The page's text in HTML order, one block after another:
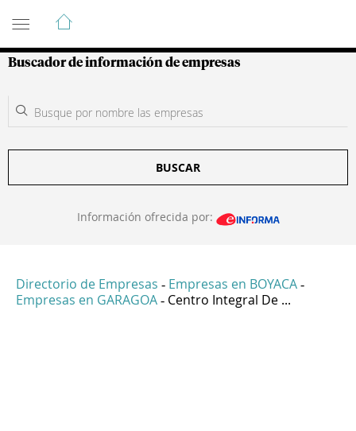
Guía de Empresas Colombianas
Buscador de información de empresas
BUSCAR
Información ofrecida por:
Directorio de Empresas - Empresas en BOYACA -
Empresas en GARAGOA - Centro Integral De ...